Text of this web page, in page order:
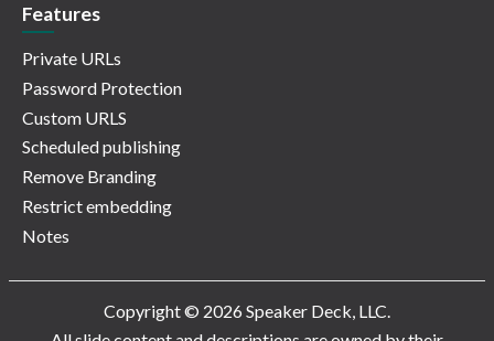
Features
Private URLs
Password Protection
Custom URLS
Scheduled publishing
Remove Branding
Restrict embedding
Notes
Copyright © 2026 Speaker Deck, LLC.